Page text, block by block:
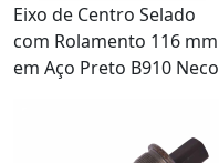
Eixo de Centro Selado
com Rolamento 116 mm
em Aço Preto B910 Neco